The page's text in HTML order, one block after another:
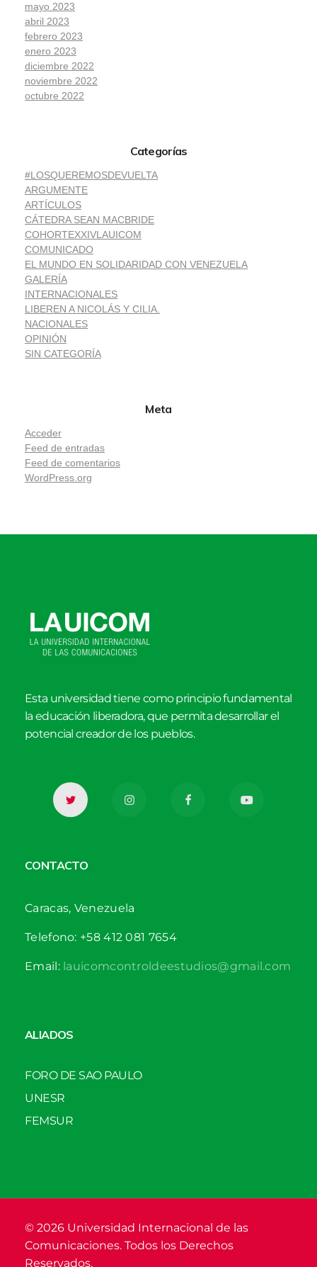
mayo 2023
abril 2023
febrero 2023
enero 2023
diciembre 2022
noviembre 2022
octubre 2022
Categorías
#LOSQUEREMOSDEVUELTA
ARGUMENTE
ARTÍCULOS
CÁTEDRA SEAN MACBRIDE
COHORTEXXIVLAUICOM
COMUNICADO
EL MUNDO EN SOLIDARIDAD CON VENEZUELA
GALERÍA
INTERNACIONALES
LIBEREN A NICOLÁS Y CILIA.
NACIONALES
OPINIÓN
SIN CATEGORÍA
Meta
Acceder
Feed de entradas
Feed de comentarios
WordPress.org
Esta universidad tiene como principio fundamental
la educación liberadora, que permita desarrollar el
potencial creador de los pueblos.
CONTACTO
Caracas, Venezuela
Telefono: +58 412 081 7654
Email:lauicomcontroldeestudios@gmail.com
ALIADOS
FORO DE SAO PAULO
UNESR
FEMSUR
© 2026 Universidad Internacional de las
Comunicaciones. Todos los Derechos
Reservados.